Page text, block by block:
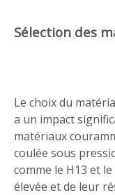
Sélection des
Le choix du
a un impact
matériaux
coulée sous
comme le H13 et
élevée et de leur